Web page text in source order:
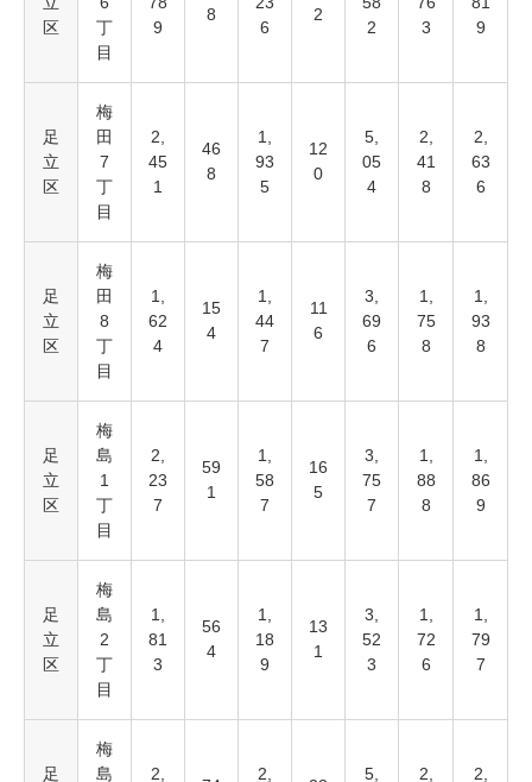
区
丁
目
9
8
6
2
2
3
9
足
立
区
梅
田
7
丁
目
2,
45
1
46
8
1,
93
5
12
0
5,
05
4
2,
41
8
2,
63
6
足
立
区
梅
田
8
丁
目
1,
62
4
15
4
1,
44
7
11
6
3,
69
6
1,
75
8
1,
93
8
足
立
区
梅
島
1
丁
目
2,
23
7
59
1
1,
58
7
16
5
3,
75
7
1,
88
8
1,
86
9
足
立
区
梅
島
2
丁
目
1,
81
3
56
4
1,
18
9
13
1
3,
52
3
1,
72
6
1,
79
7
足
梅
島
2, 2, 5, 2, 2,